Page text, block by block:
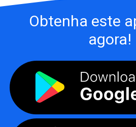
Obtenha este
agora!